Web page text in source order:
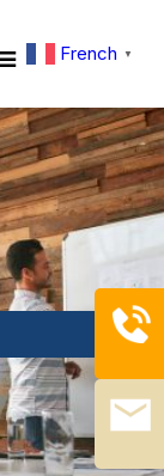
French ▼